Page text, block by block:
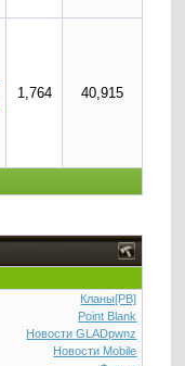
1,764 40,915
Кланы[PB]
Point Blank
Новости GLADpwnz
Новости Mobile